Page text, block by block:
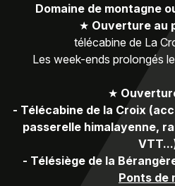
Domaine de montagne
★ Ouverture au
télécabine de La
Les week-ends prolongés
★
- Télécabine de la Croix
passerelle himalayenne,
- Télésiège de la
Ponts de